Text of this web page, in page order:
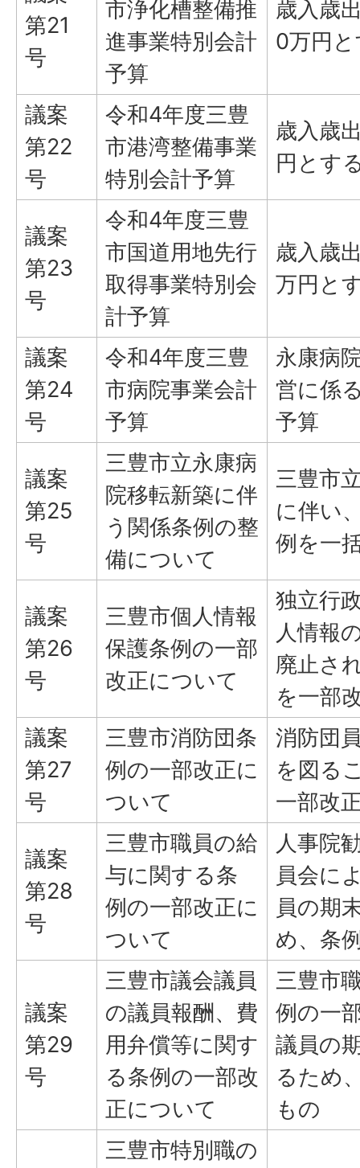
第21
号
市浄化槽整備推
進事業特別会計
予算
歳入歳
0万円
議案
第22
号
令和4年度三豊
市港湾整備事業
特別会計予算
歳入歳
円とす
議案
第23
号
令和4年度三豊
市国道用地先行
取得事業特別会
計予算
歳入歳
万円と
議案
第24
号
令和4年度三豊
市病院事業会計
予算
永康病
営に係
予算
議案
第25
号
三豊市立永康病
院移転新築に伴
う関係条例の整
備について
三豊市
に伴い
例を一
議案
第26
号
三豊市個人情報
保護条例の一部
改正について
独立行
人情報
廃止さ
を一部
議案
第27
号
三豊市消防団条
例の一部改正に
ついて
消防団
を図る
一部改
議案
第28
号
三豊市職員の給
与に関する条
例の一部改正に
ついて
人事院
員会に
員の期
め、条
議案
第29
号
三豊市議会議員
の議員報酬、費
用弁償等に関す
る条例の一部改
正について
三豊市
例の一
議員の
るため
もの
三豊市特別職の